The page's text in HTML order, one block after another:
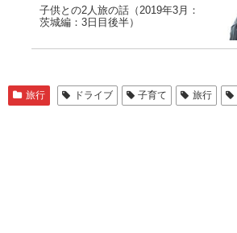
子供との2人旅の話（2019年3月：
茨城編：3日目後半）
旅行 ドライブ 子育て 旅行